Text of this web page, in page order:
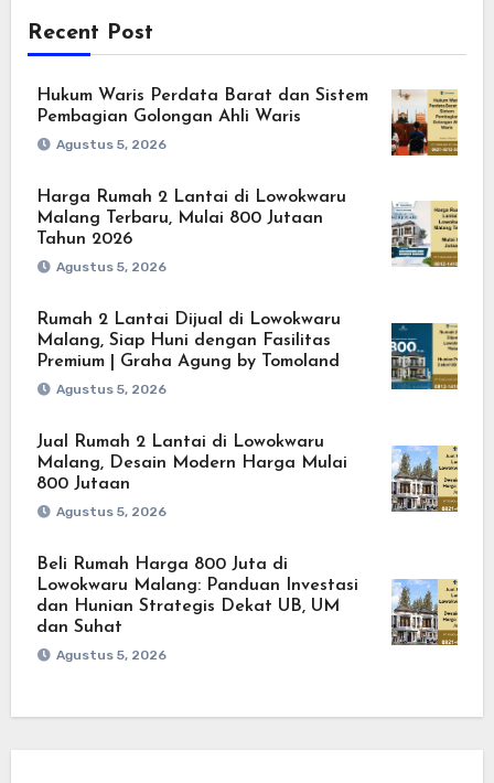
Recent Post
Hukum Waris Perdata Barat dan Sistem
Pembagian Golongan Ahli Waris
Agustus 5, 2026
Harga Rumah 2 Lantai di Lowokwaru
Malang Terbaru, Mulai 800 Jutaan
Tahun 2026
Agustus 5, 2026
Rumah 2 Lantai Dijual di Lowokwaru
Malang, Siap Huni dengan Fasilitas
Premium | Graha Agung by Tomoland
Agustus 5, 2026
Jual Rumah 2 Lantai di Lowokwaru
Malang, Desain Modern Harga Mulai
800 Jutaan
Agustus 5, 2026
Beli Rumah Harga 800 Juta di
Lowokwaru Malang: Panduan Investasi
dan Hunian Strategis Dekat UB, UM
dan Suhat
Agustus 5, 2026